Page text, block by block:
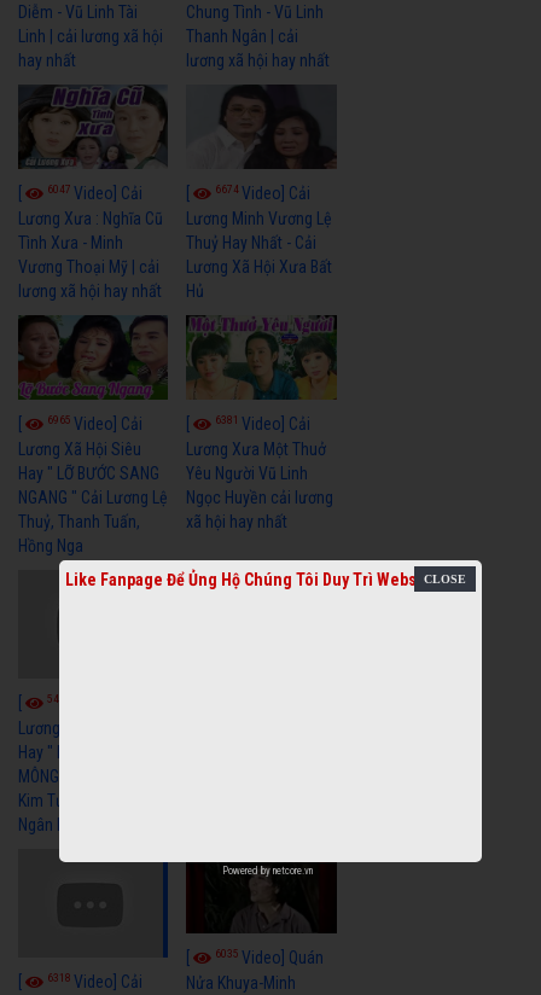
Diễm - Vũ Linh Tài
Linh | cải lương xã hội
hay nhất
Chung Tình - Vũ Linh
Thanh Ngân | cải
lương xã hội hay nhất
6047 Video] Cải
Lương Xưa : Nghĩa Cũ
Tình Xưa - Minh
Vương Thoại Mỹ | cải
lương xã hội hay nhất
6674Video] Cải
Lương Minh Vương Lệ
Thuỷ Hay Nhất - Cải
Lương Xã Hội Xưa Bất
Hủ
6965 Video] Cải
Lương Xã Hội Siêu
Hay " LỠ BƯỚC SANG
NGANG " Cải Lương Lệ
Thuỷ, Thanh Tuấn,
Hồng Nga
6381Video] Cải
Lương Xưa Một Thuở
Yêu Người Vũ Linh
Ngọc Huyền cải lương
xã hội hay nhất
5456
Lương Xã Hội Siêu
Hay " BỂ HẬN MÊNH
MÔNG " Cải Lương
Kim Tử Long, Thanh
Ngân Hay Nhất
6318 Video] Cải
6035Video] Quán
Nửa Khuya-Minh
Like Fanpage Để Ủng Hộ Chúng Tôi Duy Trì Website
Powered by netcore.vn